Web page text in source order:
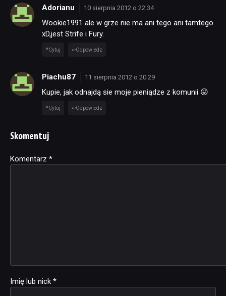
Adorianu 10 sierpnia 2012 o 22:34
Wookie1991 ale w grze nie ma ani tego ani tamtego
xD,jest Strife i Fury.
Cytuj Odpowiedz
Piachu87 11 sierpnia 2012 o 20:29
Kupie, jak odnajdą sie moje pieniądze z komunii 😛
Cytuj Odpowiedz
Skomentuj
Komentarz *
Imię lub nick *
Alternative: